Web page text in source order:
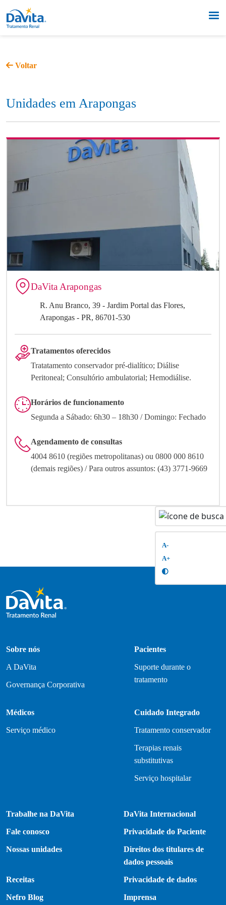
A-
A+
Voltar
Unidades em Arapongas
DaVita Arapongas
R. Anu Branco, 39 - Jardim Portal das Flores,
Arapongas - PR, 86701-530
Tratamentos oferecidos
Tratatamento conservador pré-dialítico; Diálise
Peritoneal; Consultório ambulatorial; Hemodiálise.
Horários de funcionamento
Segunda a Sábado: 6h30 – 18h30 / Domingo: Fechado
Agendamento de consultas
4004 8610 (regiões metropolitanas) ou 0800 000 8610
(demais regiões) / Para outros assuntos: (43) 3771-9669
Sobre nós
A DaVita
Governança Corporativa
Pacientes
Suporte durante o
tratamento
Médicos
Serviço médico
Cuidado Integrado
Tratamento conservador
Terapias renais
substitutivas
Serviço hospitalar
Trabalhe na DaVita DaVita Internacional
Fale conosco Privacidade do Paciente
Nossas unidades
Direitos dos titulares de
dados pessoais
Receitas Privacidade de dados
Nefro Blog Imprensa